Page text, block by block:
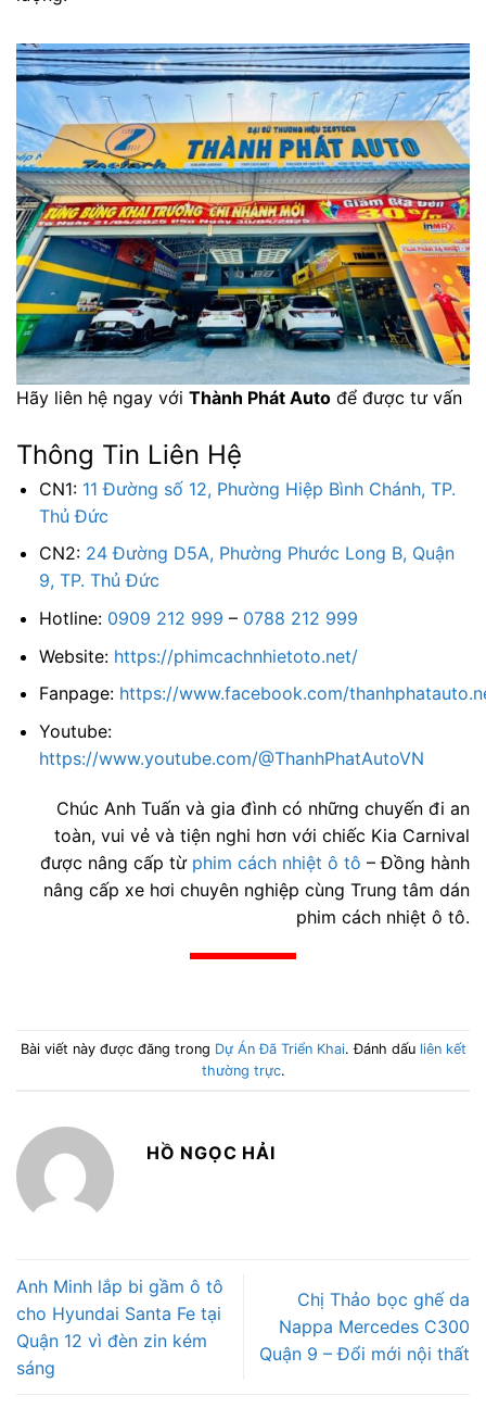
Hãy liên hệ ngay với Thành Phát Auto để được tư vấn
Thông Tin Liên Hệ
CN1: 11 Đường số 12, Phường Hiệp Bình Chánh, TP.
Thủ Đức
CN2: 24 Đường D5A, Phường Phước Long B, Quận
9, TP. Thủ Đức
Hotline: 0909 212 999 – 0788 212 999
Website: https://phimcachnhietoto.net/
Fanpage: https://www.facebook.com/
Youtube:
https://www.youtube.com/@ThanhPhatAutoVN
Chúc Anh Tuấn và gia đình có những chuyến đi an
toàn, vui vẻ và tiện nghi hơn với chiếc Kia Carnival
được nâng cấp từ phim cách nhiệt ô tô – Đồng hành
nâng cấp xe hơi chuyên nghiệp cùng Trung tâm dán
phim cách nhiệt ô tô.
Bài viết này được đăng trong Dự Án Đã Triển Khai. Đánh dấu liên kết
thường trực.
HỒ NGỌC HẢI
Anh Minh lắp bi gầm ô tô
cho Hyundai Santa Fe tại
Quận 12 vì đèn zin kém
sáng
Chị Thảo bọc ghế da
Nappa Mercedes C300
Quận 9 – Đổi mới nội thất